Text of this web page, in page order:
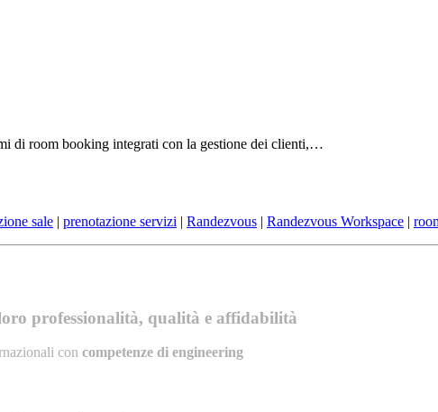
di room booking integrati con la gestione dei clienti,…
sale | prenotazione servizi | Randezvous | Randezvous Workspace |
professionalità, qualità e affidabilità
con competenze di engineering